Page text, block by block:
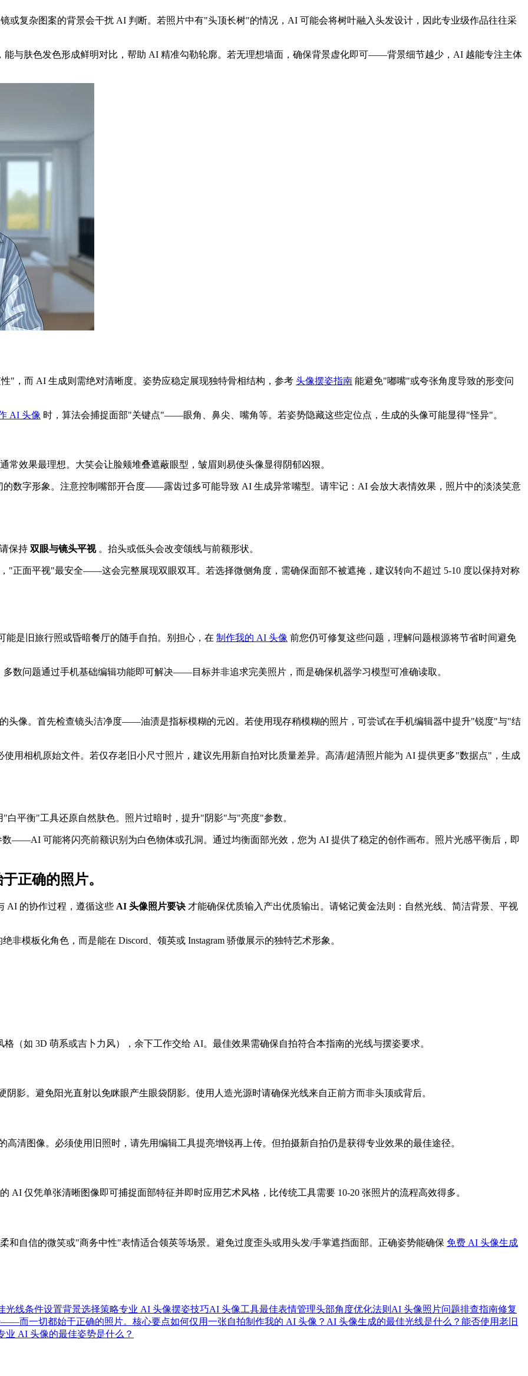
或复杂图案的背景会干扰 AI 判断。若照片中有"头顶长树"的情况，AI 可能会将树叶融入头发设计，因此专业级作品往往采
与肤色发色形成鲜明对比，帮助 AI 精准勾勒轮廓。若无理想墙面，确保背景虚化即可——背景细节越少，AI 越能专注主体
"，而 AI 生成则需绝对清晰度。姿势应稳定展现独特骨相结构，参考 头像摆姿指南 能避免"嘟嘴"或夸张角度导致的形变问
AI 头像 时，算法会捕捉面部"关键点"——眼角、鼻尖、嘴角等。若姿势隐藏这些定位点，生成的头像可能显得"怪异"。
常效果最理想。大笑会让脸颊堆叠遮蔽眼型，皱眉则易使头像显得阴郁凶狠。
数字形象。注意控制嘴部开合度——露齿过多可能导致 AI 生成异常嘴型。请牢记：AI 会放大表情效果，照片中的淡淡笑意
保持 双眼与镜头平视。抬头或低头会改变颌线与前额形状。
"正面平视"最安全——这会完整展现双眼双耳。若选择微侧角度，需确保面部不被遮掩，建议转向不超过 5-10 度以保持对称
是旧旅行照或昏暗餐厅的随手自拍。别担心，在 制作我的 AI 头像 前您仍可修复这些问题，理解问题根源将节省时间避免
数问题通过手机基础编辑功能即可解决——目标并非追求完美照片，而是确保机器学习模型可准确读取。
头像。首先检查镜头洁净度——油渍是指标模糊的元凶。若使用现存稍模糊的照片，可尝试在手机编辑器中提升"锐度"与"结
用相机原始文件。若仅存老旧小尺寸照片，建议先用新自拍对比质量差异。高清/超清照片能为 AI 提供更多"数据点"，生成
平衡"工具还原自然肤色。照片过暗时，提升"阴影"与"亮度"参数。
——AI 可能将闪亮前额识别为白色物体或孔洞。通过均衡面部光效，您为 AI 提供了稳定的创作画布。照片光感平衡后，即
正确的照片。
AI 的协作过程，遵循这些 AI 头像照片要诀 才能确保优质输入产出优质输出。请铭记黄金法则：自然光线、简洁背景、平视
非模板化角色，而是能在 Discord、领英或 Instagram 骄傲展示的独特艺术形象。
（如 3D 萌系或吉卜力风），余下工作交给 AI。最佳效果需确保自拍符合本指南的光线与摆姿要求。
影。避免阳光直射以免眯眼产生眼袋阴影。使用人造光源时请确保光线来自正前方而非头顶或背后。
清图像。必须使用旧照时，请先用编辑工具提亮增锐再上传。但拍摄新自拍仍是获得专业效果的最佳途径。
AI 仅凭单张清晰图像即可捕捉面部特征并即时应用艺术风格，比传统工具需要 10-20 张照片的流程高效得多。
和自信的微笑或"商务中性"表情适合领英等场景。避免过度歪头或用头发/手掌遮挡面部。正确姿势能确保 免费 AI 头像生成
光线条件设置背景选择策略专业 AI 头像摆姿技巧AI 头像工具最佳表情管理头部角度优化法则 AI 头像照片问题排查指南修复
而一切都始于正确的照片。 核心要点如何仅用一张自拍制作我的 AI 头像？ AI 头像生成的最佳光线是什么？ 能否使用老旧
业 AI 头像的最佳姿势是什么？